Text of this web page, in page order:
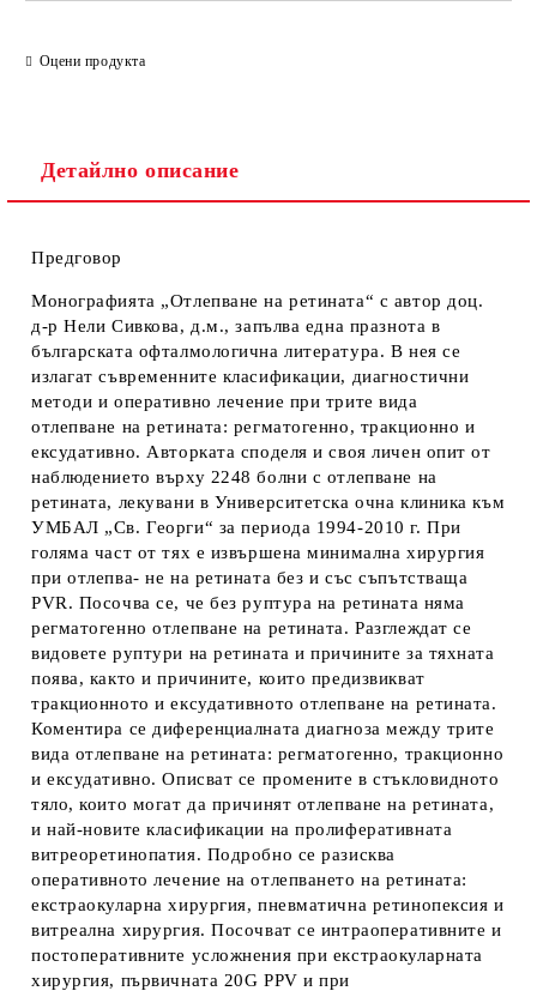
Оцени продукта
Детайлно описание
Предговор
Монографията „Отлепване на ретината“ с автор доц.
д-р Нели Сивкова, д.м., запълва една празнота в
българската офталмологична литература. В нея се
излагат съвременните класификации, диагностични
методи и оперативно лечение при трите вида
отлепване на ретината: регматогенно, тракционно и
ексудативно. Авторката споделя и своя личен опит от
наблюдението върху 2248 болни с отлепване на
ретината, лекувани в Университетска очна клиника към
УМБАЛ „Св. Георги“ за периода 1994-2010 г. При
голяма част от тях е извършена минимална хирургия
при отлепва- не на ретината без и със съпътстваща
PVR. Посочва се, че без руптура на ретината няма
регматогенно отлепване на ретината. Разглеждат се
видовете руптури на ретината и причините за тяхната
поява, както и причините, които предизвикват
тракционното и ексудативното отлепване на ретината.
Коментира се диференциалната диагноза между трите
вида отлепване на ретината: регматогенно, тракционно
и ексудативно. Описват се промените в стъкловидното
тяло, които могат да причинят отлепване на ретината,
и най-новите класификации на пролиферативната
витреоретинопатия. Подробно се разисква
оперативното лечение на отлепването на ретината:
екстраокуларна хирургия, пневматична ретинопексия и
витреална хирургия. Посочват се интраоперативните и
постоперативните усложнения при екстраокуларната
хирургия, първичната 20G PPV и при